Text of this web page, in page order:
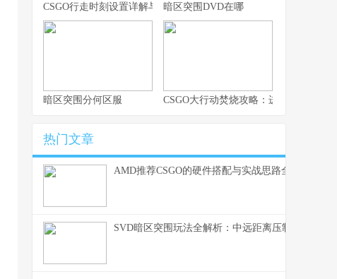
CSGO行走时刻设置详解与实战运用指南
暗区突围DVD在哪
暗区突围分何区服 CSGO大行动焚烧攻略：进步战术与生
热门文章
AMD推荐CSGO的硬件搭配与实战思路全解析
SVD暗区突围玩法全解析：中远距离压制的生存之